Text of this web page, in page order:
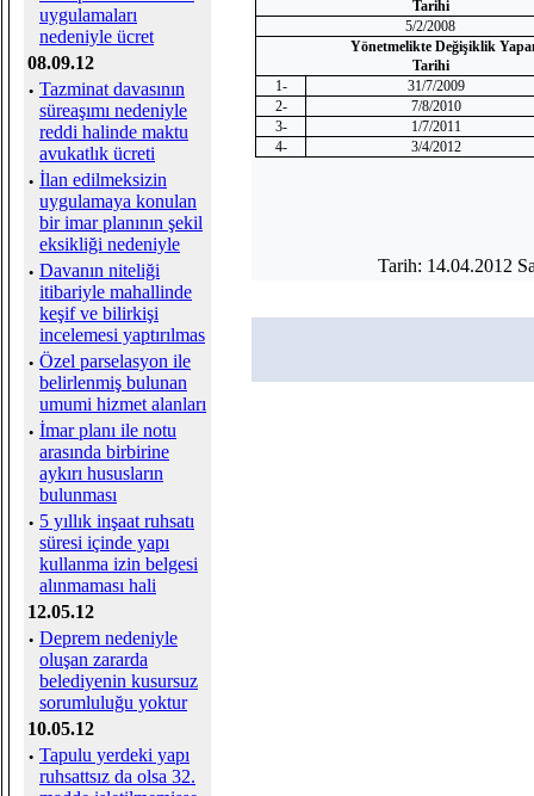
uygulamaları
nedeniyle ücret
08.09.12
· Tazminat davasının
süreaşımı nedeniyle
reddi halinde maktu
avukatlık ücreti
· İlan edilmeksizin
uygulamaya konulan
bir imar planının şekil
eksikliği nedeniyle
· Davanın niteliği
itibariyle mahallinde
keşif ve bilirkişi
incelemesi yaptırılmas
· Özel parselasyon ile
belirlenmiş bulunan
umumi hizmet alanları
· İmar planı ile notu
arasında birbirine
aykırı hususların
bulunması
· 5 yıllık inşaat ruhsatı
süresi içinde yapı
kullanma izin belgesi
alınmaması hali
12.05.12
· Deprem nedeniyle
oluşan zararda
belediyenin kusursuz
sorumluluğu yoktur
10.05.12
· Tapulu yerdeki yapı
ruhsattsız da olsa 32.
Tarihi
5/2/2008
Yönetmelikte Değişiklik
Tarihi
1-
31/7/2009
2-
7/8/2010
3-
1/7/2011
4-
3/4/2012
Tarih: 14.04.2012